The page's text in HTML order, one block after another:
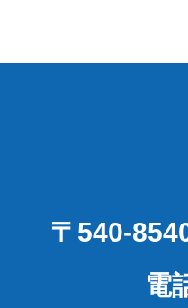
〒540-
電